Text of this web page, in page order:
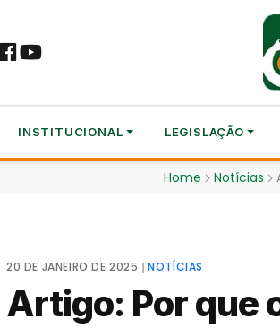
INSTITUCIONAL LEGISLAÇÃO
Home Notícias
20 DE JANEIRO DE 2025 ❘NOTÍCIAS
Artigo: Por que